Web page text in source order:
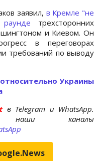
заявил, в Кремле "не
трехсторонних
и Киевом. Он
в переговорах
требований по выводу
Украины
в Telegram и WhatsApp.
наши каналы